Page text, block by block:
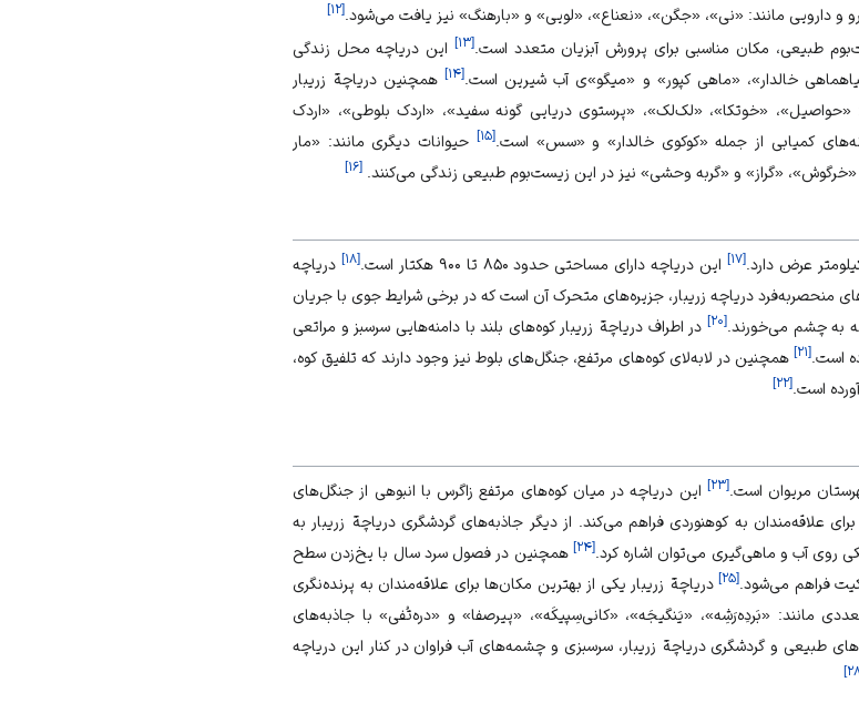
و دارویی مانند: «نی»، «جگن»، «نعناع»، «لویی» و «بارهنگ» نیز یافت می‌شود.[۱۲]
طبیعی، مکان مناسبی برای پرورش آبزیان متعدد است.[۱۳]
این دریاچه محل زندگی
خالدار»، «ماهی کپور» و «میگو»ی آب شیرین است. [۱۴]همچنین دریاچة زریبار
«خوتکا»، «لک‌لک»، «پرستوی دریایی گونه سفید»، «اردک بلوطی»، «اردک
کمیابی از جمله «کوکوی خالدار» و «سس» است.[۱۵]
حیوانات دیگری مانند: «مار
«گراز» و «گربه وحشی» نیز در این زیست‌بوم طبیعی زندگی می‌کنند.
[۱۶]
[۱۷]این دریاچه دارای مساحتی حدود ۸۵۰ تا ۹۰۰ هكتار است. [۱۸] دریاچه
منحصر‌به‌فرد دریاچه زریبار، جزیره‌های متحرک آن است که در برخی شرایط جوی با جریان
به چشم می‌خورند. [۲۰]در اطراف دریاچة زریبار کوه‌های بلند با دامنه‌هایی سر‌‌سبز و مراتعی
است. [۲۱]همچنین در لا‌به‌لای کوه‌های مرتفع، جنگل‌های بلوط نیز وجود دارند که تلفیق کوه،
است. [۲۲]
مریوان است.[۲۳] این دریاچه در میان کوه‌های مرتفع زاگرس با انبوهی از جنگل‌های
علاقه‌مندان به کوهنوردی فراهم می‌کند. از دیگر جاذبه‌های گردشگری دریاچة زریبار به
روی آب و ماهی‌‌گیری می‌توان اشاره‌ کرد.[۲۴] همچنین در فصول سرد سال با یخ‌زدن سطح
فراهم می‌شود. [۲۵] دریاچة زریبار یکی از بهترین مکان‌‌ها برای علاقه‌مندان به پرنده‌نگری
مانند: «بَردِه‌رَشِه»، «یَنگیجَه»، «كانی‌سِپیكَه»، «پیر‌صفا» و «دره‌تُفی» با جاذبه‌های
طبیعی و گردشگری دریاچة زریبار، سر‌سبزی و چشمه‌های آب فراوان در كنار این دریاچه
]